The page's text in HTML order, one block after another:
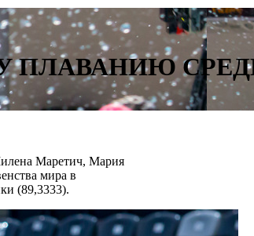
ПЛАВАНИЮ
Маретич, Мария
мира в
(89,3333).